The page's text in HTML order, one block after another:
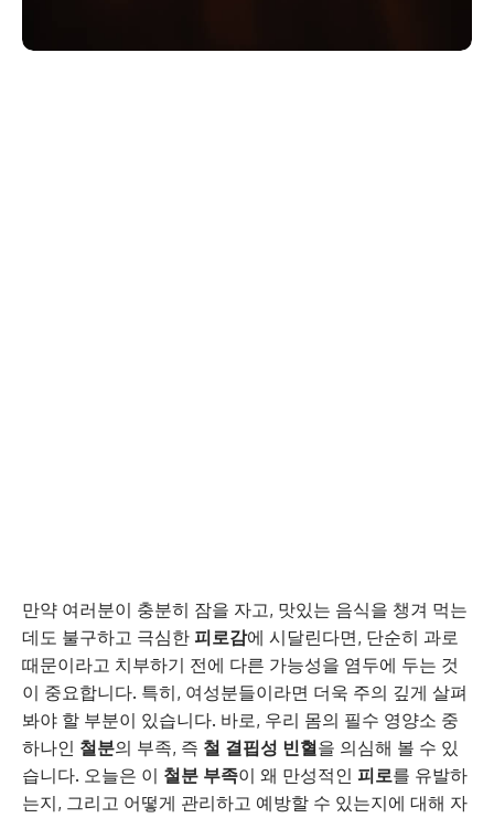
만약 여러분이 충분히 잠을 자고, 맛있는 음식을 챙겨 먹는
데도 불구하고 극심한 피로감에 시달린다면, 단순히 과로
때문이라고 치부하기 전에 다른 가능성을 염두에 두는 것
이 중요합니다. 특히, 여성분들이라면 더욱 주의 깊게 살펴
봐야 할 부분이 있습니다. 바로, 우리 몸의 필수 영양소 중
하나인 철분의 부족, 즉 철 결핍성 빈혈을 의심해 볼 수 있
습니다. 오늘은 이 철분 부족이 왜 만성적인 피로를 유발하
는지, 그리고 어떻게 관리하고 예방할 수 있는지에 대해 자